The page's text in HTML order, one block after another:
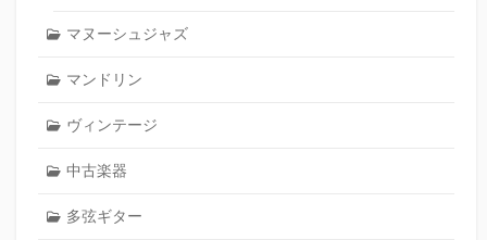
マヌーシュジャズ
マンドリン
ヴィンテージ
中古楽器
多弦ギター